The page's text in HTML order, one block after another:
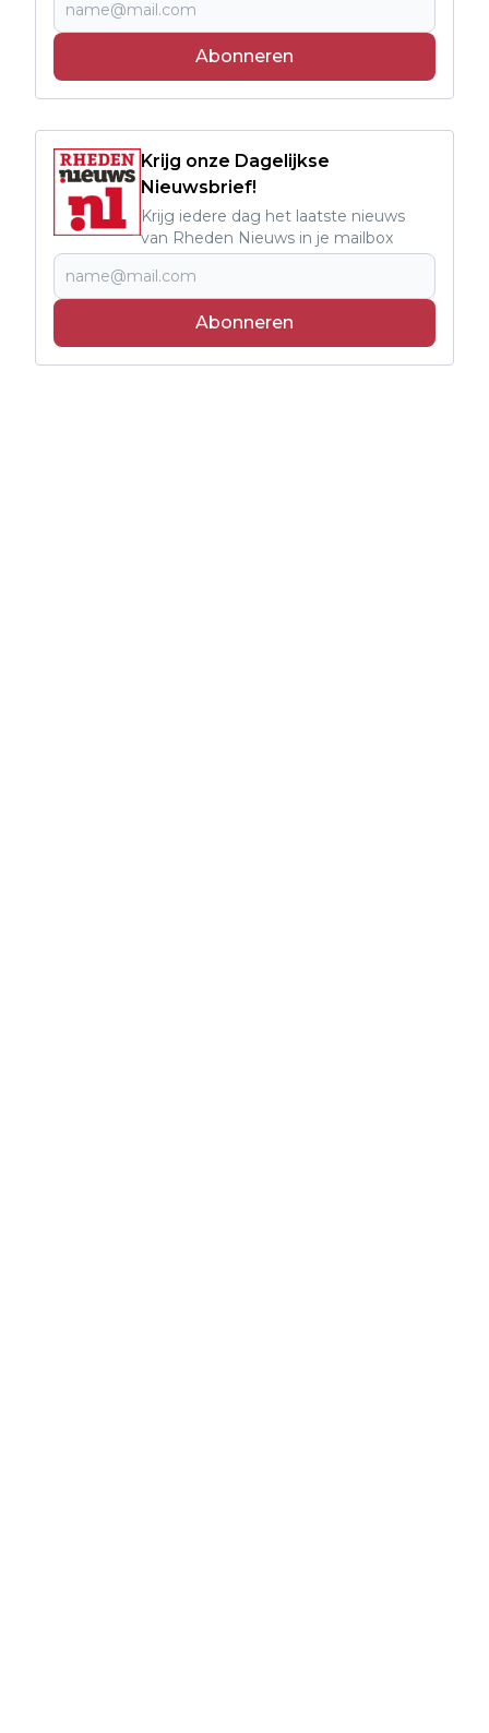
Abonneren
Krijg onze Dagelijkse
Nieuwsbrief!
Krijg iedere dag het laatste nieuws
van Rheden Nieuws in je mailbox
Abonneren